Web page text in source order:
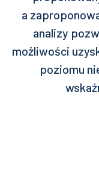
a
analizy
możliwości
poziomu